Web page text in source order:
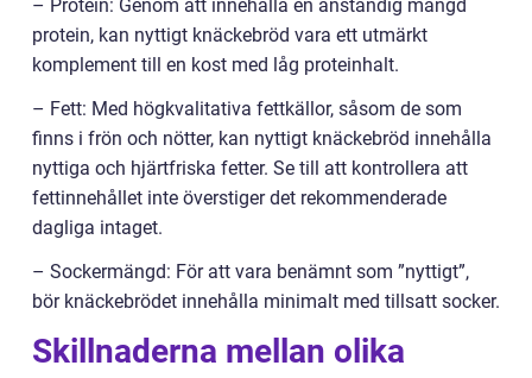
– Protein: Genom att innehålla en anständig mängd
protein, kan nyttigt knäckebröd vara ett utmärkt
komplement till en kost med låg proteinhalt.
– Fett: Med högkvalitativa fettkällor, såsom de som
finns i frön och nötter, kan nyttigt knäckebröd innehålla
nyttiga och hjärtfriska fetter. Se till att kontrollera att
fettinnehållet inte överstiger det rekommenderade
dagliga intaget.
– Sockermängd: För att vara benämnt som ”nyttigt”,
bör knäckebrödet innehålla minimalt med tillsatt socker.
Skillnaderna mellan olika